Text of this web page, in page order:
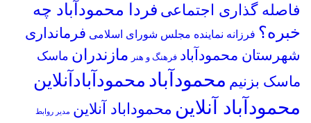
فاصله گذاری اجتماعی فردا محمودآباد چه
خبره؟ فرزانه نماینده مجلس شورای اسلامی فرمانداری
شهرستان محمودآباد فرهنگ و هنر مازندران ماسک
ماسک بزنیم محمودآباد محمودآبادآنلاین
محمودآباد آنلاین محموداباد آنلاین مدیر روابط